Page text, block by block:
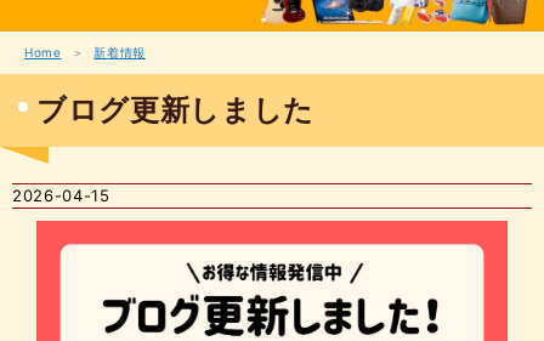
Home 新着情報
ブログ更新しました
2026-04-15